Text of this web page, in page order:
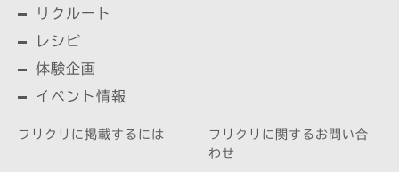
リクルート
レシピ
体験企画
イベント情報
フリクリに掲載するには
フリクリに関するお問い合
わせ